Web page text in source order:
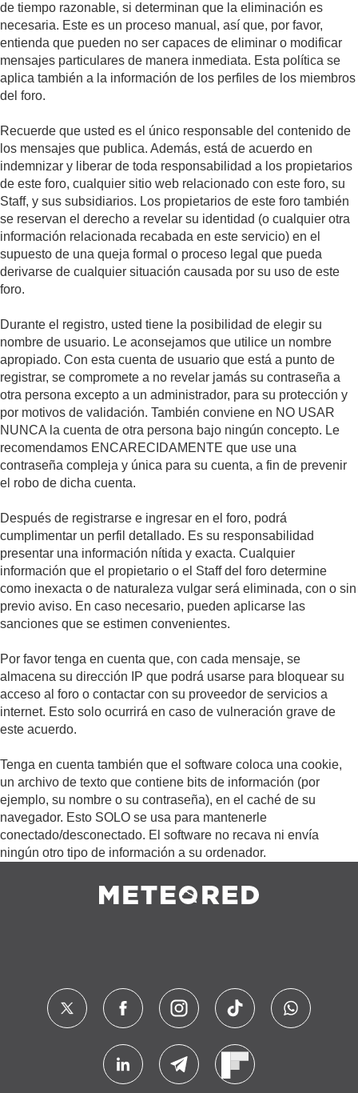
de tiempo razonable, si determinan que la eliminación es
necesaria. Este es un proceso manual, así que, por favor,
entienda que pueden no ser capaces de eliminar o modificar
mensajes particulares de manera inmediata. Esta política se
aplica también a la información de los perfiles de los miembros
del foro.
Recuerde que usted es el único responsable del contenido de
los mensajes que publica. Además, está de acuerdo en
indemnizar y liberar de toda responsabilidad a los propietarios
de este foro, cualquier sitio web relacionado con este foro, su
Staff, y sus subsidiarios. Los propietarios de este foro también
se reservan el derecho a revelar su identidad (o cualquier otra
información relacionada recabada en este servicio) en el
supuesto de una queja formal o proceso legal que pueda
derivarse de cualquier situación causada por su uso de este
foro.
Durante el registro, usted tiene la posibilidad de elegir su
nombre de usuario. Le aconsejamos que utilice un nombre
apropiado. Con esta cuenta de usuario que está a punto de
registrar, se compromete a no revelar jamás su contraseña a
otra persona excepto a un administrador, para su protección y
por motivos de validación. También conviene en NO USAR
NUNCA la cuenta de otra persona bajo ningún concepto. Le
recomendamos ENCARECIDAMENTE que use una
contraseña compleja y única para su cuenta, a fin de prevenir
el robo de dicha cuenta.
Después de registrarse e ingresar en el foro, podrá
cumplimentar un perfil detallado. Es su responsabilidad
presentar una información nítida y exacta. Cualquier
información que el propietario o el Staff del foro determine
como inexacta o de naturaleza vulgar será eliminada, con o sin
previo aviso. En caso necesario, pueden aplicarse las
sanciones que se estimen convenientes.
Por favor tenga en cuenta que, con cada mensaje, se
almacena su dirección IP que podrá usarse para bloquear su
acceso al foro o contactar con su proveedor de servicios a
internet. Esto solo ocurrirá en caso de vulneración grave de
este acuerdo.
Tenga en cuenta también que el software coloca una cookie,
un archivo de texto que contiene bits de información (por
ejemplo, su nombre o su contraseña), en el caché de su
navegador. Esto SOLO se usa para mantenerle
conectado/desconectado. El software no recava ni envía
ningún otro tipo de información a su ordenador.